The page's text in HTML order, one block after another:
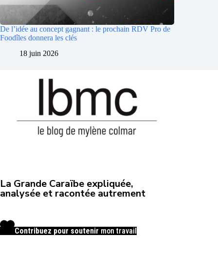
De l’idée au concept gagnant : le prochain RDV Pro de
Foodîles donnera les clés
18 juin 2026
La Grande Caraïbe expliquée,
analysée et racontée autrement
Contribuez pour soutenir mon travail